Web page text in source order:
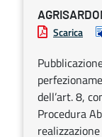
Scarica
dell’art. 8,
Procedura